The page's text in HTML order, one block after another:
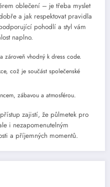
oblečení – je třeba myslet
a jak respektovat pravidla
pohodlí a styl vám
naplno.
zároveň vhodný k dress code.
což je součást společenské
zábavou a atmosférou.
zajistí, že půlmetek pro
i nezapomenutelným
a příjemných momentů.